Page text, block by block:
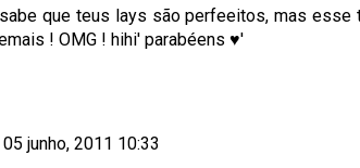
que teus lays são perfeeitos, mas esse
! OMG ! hihi' parabéens ♥'
05 junho, 2011 10:33